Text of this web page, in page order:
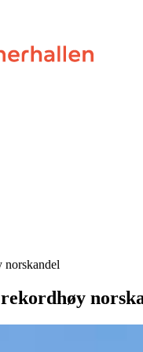
norskandel